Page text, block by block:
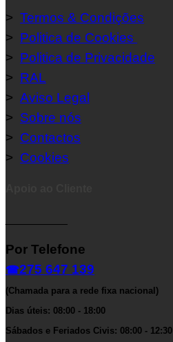
> Termos & Condições
> Politica de Cookies
> Politica de Privacidade
> RAL
> Aviso Legal
> Sobre nós
> Contactos
> Cookies
Por Telefone
☎275 647 139
(Chamada para a rede fixa nacional)
Dias úteis: 08:00 - 18:00
Sábados e Feriados Civis: 08:00 - 12:30